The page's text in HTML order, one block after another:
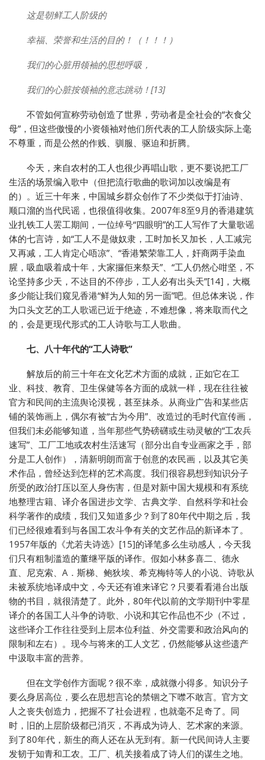
这是朝鲜工人阶级的
幸福、荣誉和生活的目的！（！！！）
我们的心脏用领袖的思想呼吸，
我们的心脏按领袖的意志跳动！[13]
不管如何宣称劳动创造了世界，劳动者是全社会的“衣食父
母”，但这些傲慢的小资领袖对他们所代表的工人阶级实际上毫
不尊重，而是公然的作贱、驯服、驱迫和折腾。
今天，来自农村的工人也很少再唱山歌，更不要说把工厂
生活的场景编入歌中（但把流行歌曲的歌词加以改编是有
的）。近三十年来，中国城乡群众创作了不少类似于打油诗、
顺口溜的当代民谣，也很值得收集。2007年8至9月的香港建筑
业扎铁工人罢工期间，一位绰号“四眼明”的工人写作了大量歌谣
体的七言诗，如“工人不是做奴隶，工时加长又加长，人工减完
又再减，工人肯定心唔凉”、“香港繁荣靠工人，奸商两手染血
腥，吸血吸着成十年，大家攞佢来祭天”、“工人仍然心咁坚，不
论坚持多少天，不达目的不停步，工人必有出头天”[14]，大概
多少能让我们窥见香港“鲜为人知的另一面”吧。但总体来说，作
为口头文艺的工人歌谣已近于绝迹，不难想像，将来取而代之
的，会是更现代形式的工人诗歌与工人歌曲。
七、八十年代的“工人诗歌”
解放后的前三十年在文化艺术方面的成就，正如它在工
业、科技、教育、卫生保健等各方面的成就一样，现在往往被
官方和民间的主流舆论漠视，甚至抹杀。从商业广告和某些店
铺的装饰画上，偶尔有被“古为今用”、改造过的毛时代宣传画，
但我们未必能够知道，当年那些气势磅礴或生动灵敏的“工农兵
速写”、工厂工地或农村生活速写（部分出自专业画家之手，部
分是工人创作），清新明朗而富于创意的农民画，以及其它美
术作品，曾经达到怎样的艺术高度。我们很容易想到知识分子
所受的政治打压以至人身伤害，但是对新中国大规模和有系统
地整理古籍、译介各国进步文学、古典文学、自然科学和社会
科学著作的成绩，我们又知道多少？到了80年代中期之后，我
们已经很难看到与各国工农斗争有关的文艺作品的新译本了。
1957年版的《尤若夫诗选》[15]的译笔多么生动感人，今天我
们只有粗制滥造的董继平版的译作。假如小林多喜二、德永
直、尼克索、A．斯梯、鲍狄埃、希克梅特等人的小说、诗歌从
未被系统地译成中文，今天还有谁来译它？只要看看港台出版
物的书目，就很清楚了。此外，80年代以前的文学期刊中零星
译介的各国工人斗争的诗歌、小说和其它作品也不少（不过，
这些译介工作往往受到上层本位利益、外交需要和政治风向的
限制和左右）。现今与将来的工人文艺，仍然能够从这些遗产
中汲取丰富的营养。
但在文学创作方面呢？很不幸，成就微小得多。知识分子
要么身居高位，要么在思想言论的禁锢之下噤不敢言。官方文
人之丧失创造力，把握不了社会进程，也就毫不足奇了。同
时，旧的上层阶级都已消灭，不再成为诗人、艺术家的来源。
到了80年代，新生的商人还在从无到有。新一代民间诗人主要
发韧于知青和工农。工厂、机关接着成了诗人们的谋生之地。